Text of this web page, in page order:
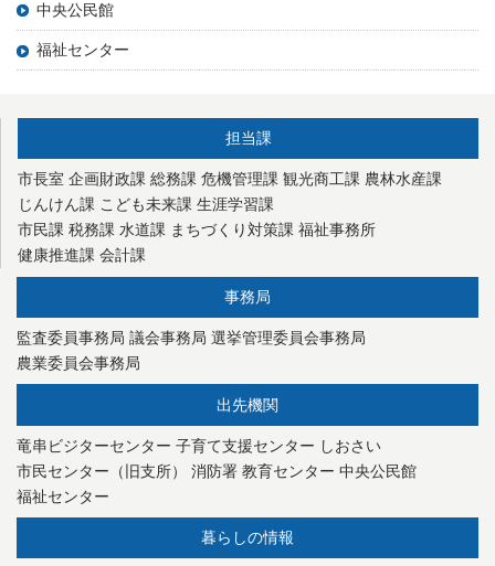
中央公民館
福祉センター
担当課
市長室 企画財政課 総務課 危機管理課 観光商工課 農林水産課
じんけん課 こども未来課 生涯学習課
市民課 税務課 水道課 まちづくり対策課 福祉事務所
健康推進課 会計課
事務局
監査委員事務局 議会事務局 選挙管理委員会事務局
農業委員会事務局
出先機関
竜串ビジターセンター 子育て支援センター しおさい
市民センター（旧支所）
消防署 教育センター 中央公民館
福祉センター
暮らしの情報